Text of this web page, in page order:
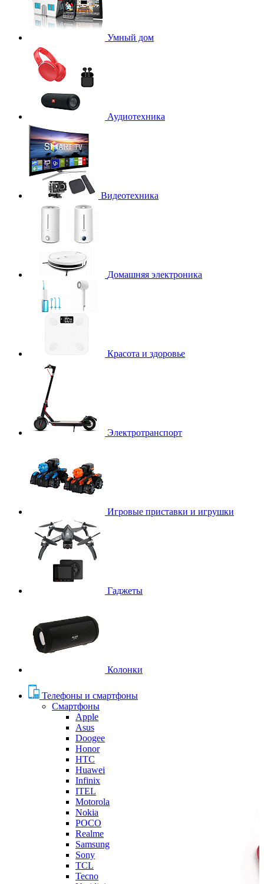
Умный дом
Аудиотехника
Видеотехника
Домашняя электроника
Красота и здоровье
Электротранспорт
Игровые приставки и игрушки
Гаджеты
Колонки
Телефоны и смартфоны
Смартфоны
Apple
Asus
Doogee
Honor
HTC
Huawei
Infinix
ITEL
Motorola
Nokia
POCO
Realme
Samsung
Sony
TCL
Tecno